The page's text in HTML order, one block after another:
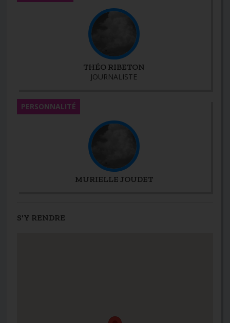
THÉO RIBETON
JOURNALISTE
MURIELLE JOUDET
PERSONNALITÉ
S'Y RENDRE